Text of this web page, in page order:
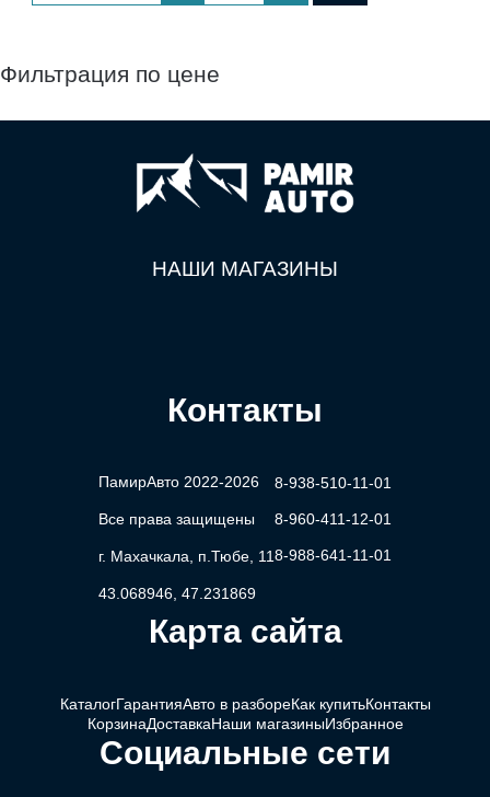
Фильтрация по цене
НАШИ МАГАЗИНЫ
Контакты
ПамирАвто 2022-2026
Все права защищены
г. Махачкала, п.Тюбе, 11
43.068946, 47.231869
8-938-510-11-01
8-960-411-12-01
8-988-641-11-01
Карта сайта
КаталогГарантияАвто в разбореКак купитьКонтакты
КорзинаДоставкаНаши магазиныИзбранное
Социальные сети